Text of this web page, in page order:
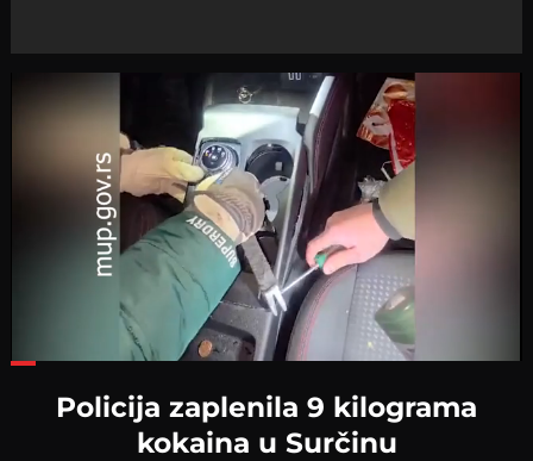
Policija zaplenila 9 kilograma
kokaina u Surčinu